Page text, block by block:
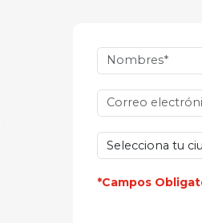
*Campos